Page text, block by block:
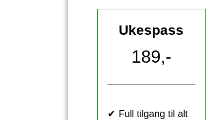
Ukespass
189,-
✔ Full tilgang til alt